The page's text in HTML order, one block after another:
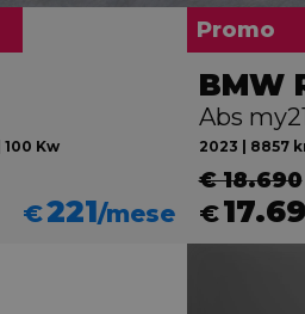
100 Kw
€221/mese
Promo
BMW
Abs
2023 | 8857
€ 18.690
€